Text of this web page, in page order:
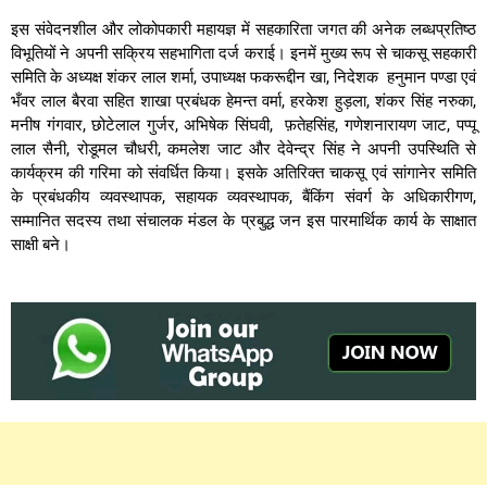
इस संवेदनशील और लोकोपकारी महायज्ञ में सहकारिता जगत की अनेक लब्धप्रतिष्ठ
विभूतियों ने अपनी सक्रिय सहभागिता दर्ज कराई। इनमें मुख्य रूप से चाकसू सहकारी
समिति के अध्यक्ष शंकर लाल शर्मा, उपाध्यक्ष फकरूद्दीन खा, निदेशक हनुमान पण्डा एवं
भँवर लाल बैरवा सहित शाखा प्रबंधक हेमन्त वर्मा, हरकेश हुड़ला, शंकर सिंह नरुका,
मनीष गंगवार, छोटेलाल गुर्जर, अभिषेक सिंघवी, फ़तेहसिंह, गणेशनारायण जाट, पप्पू
लाल सैनी, रोडूमल चौधरी, कमलेश जाट और देवेन्द्र सिंह ने अपनी उपस्थिति से
कार्यक्रम की गरिमा को संवर्धित किया। इसके अतिरिक्त चाकसू एवं सांगानेर समिति
के प्रबंधकीय व्यवस्थापक, सहायक व्यवस्थापक, बैंकिंग संवर्ग के अधिकारीगण,
सम्मानित सदस्य तथा संचालक मंडल के प्रबुद्ध जन इस पारमार्थिक कार्य के साक्षात
साक्षी बने।